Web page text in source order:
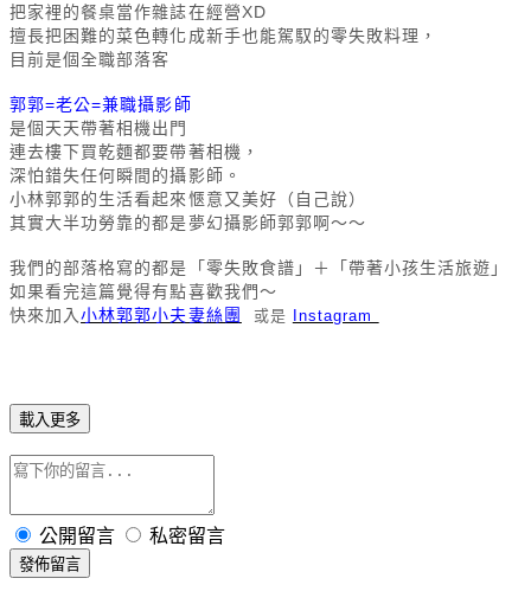
把家裡的餐桌當作雜誌在經營XD
擅長把困難的菜色轉化成新手也能駕馭的零失敗料理，
目前是個全職部落客
郭郭=老公=兼職攝影師
是個天天帶著相機出門
連去樓下買乾麵都要帶著相機，
深怕錯失任何瞬間的攝影師。
小林郭郭的生活看起來愜意又美好（自己說）
其實大半功勞靠的都是夢幻攝影師郭郭啊～～
我們的部落格寫的都是「零失敗食譜」＋「帶著小孩生活旅遊」
如果看完這篇覺得有點喜歡我們～
快來加入小林郭郭小夫妻絲團 或是 Instagram
載入更多
公開留言 私密留言
發佈留言